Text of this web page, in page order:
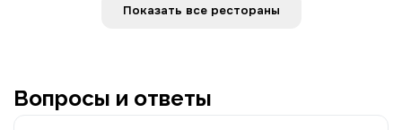
Показать все рестораны
Вопросы и ответы